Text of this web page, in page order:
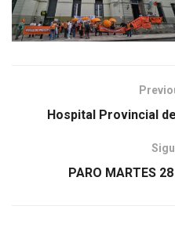
Hospital Provincial
PARO MARTES